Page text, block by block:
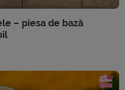
– piesa de bază